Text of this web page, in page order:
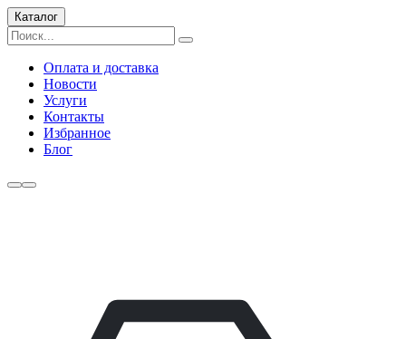
Каталог
Оплата и доставка
Новости
Услуги
Контакты
Избранное
Блог